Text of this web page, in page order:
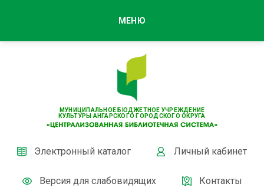
МУНИЦИПАЛЬНОЕ БЮДЖЕТНОЕ УЧРЕЖДЕНИЕ
КУЛЬТУРЫ АНГАРСКОГО ГОРОДСКОГО ОКРУГА
Электронный каталог Личный кабинет
Версия для слабовидящих Контакты
МЕНЮ